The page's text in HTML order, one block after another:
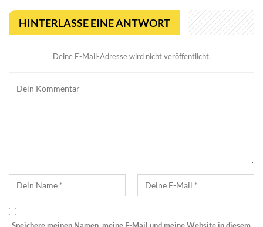
HINTERLASSE EINE ANTWORT
Deine E-Mail-Adresse wird nicht veröffentlicht.